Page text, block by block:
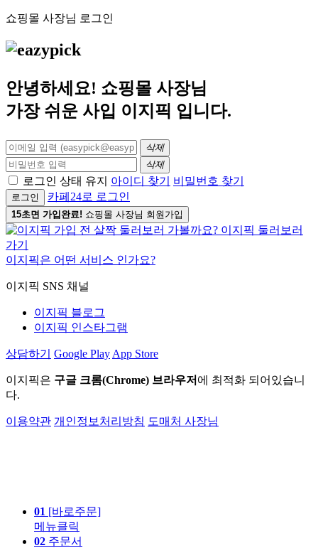
쇼핑몰 사장님 로그인
안녕하세요! 쇼핑몰 사장님
가장 쉬운 사입 이지픽 입니다.
삭제
삭제
로그인 상태 유지 아이디 찾기 비밀번호 찾기
로그인 카페24로 로그인
15초면 가입완료! 쇼핑몰 사장님 회원가입
이지픽은 어떤 서비스 인가요?
이지픽 SNS 채널
이지픽 블로그
이지픽 인스타그램
상담하기 Google Play App Store
이지픽은 구글 크롬(Chrome) 브라우저 에 최적화 되어있습니
다.
이용약관 개인정보처리방침 도매처 사장님
01 [바로주문]
메뉴클릭
02 주문서